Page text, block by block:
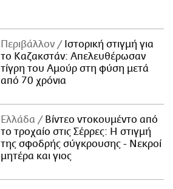
Περιβάλλον
Ιστορική στιγμή για
το Καζακστάν: Απελευθέρωσαν
τίγρη του Αμούρ στη φύση μετά
από 70 χρόνια
Ελλάδα
Βίντεο ντοκουμέντο από
το τροχαίο στις Σέρρες: Η στιγμή
της σφοδρής σύγκρουσης - Νεκροί
μητέρα και γιος